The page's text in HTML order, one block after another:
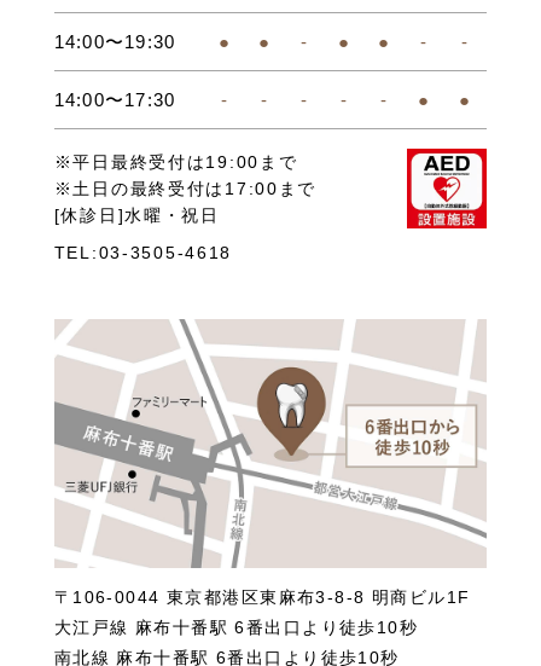
14:00〜19:30 ● ● - ● ● - -
14:00〜17:30 - - - - - ● ●
※平日最終受付は19:00まで
※土日の最終受付は17:00まで
[休診日]水曜・祝日
TEL:03-3505-4618
〒106-0044 東京都港区東麻布3-8-8 明商ビル1F
大江戸線 麻布十番駅 6番出口より徒歩10秒
南北線 麻布十番駅 6番出口より徒歩10秒